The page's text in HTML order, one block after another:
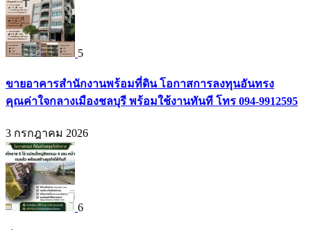
5
ขายอาคารสำนักงานพร้อมที่ดิน โอกาสการลงทุนอันทรง
คุณค่าใจกลางเมืองชลบุรี พร้อมใช้งานทันที โทร 094-9912595
3 กรกฎาคม 2026
6